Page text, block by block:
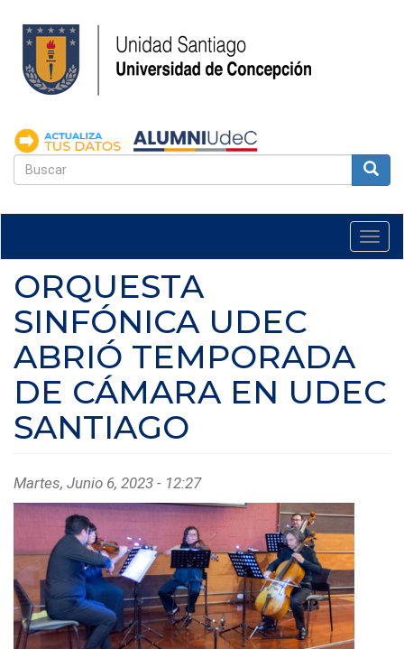
contenido
principal
FORMULARIO
ORQUESTA
SINFÓNICA UDEC
ABRIÓ TEMPORADA
DE CÁMARA EN UDEC
SANTIAGO
Martes, Junio 6, 2023 - 12:27